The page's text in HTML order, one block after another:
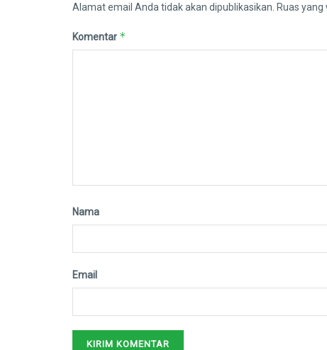
Alamat email Anda tidak akan dipublikasikan. Ruas
Komentar *
Nama
Email